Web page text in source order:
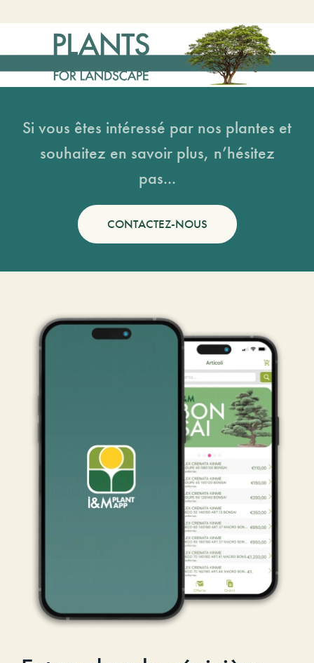
Si vous êtes intéressé par nos plantes et
souhaitez en savoir plus, n’hésitez
pas...
CONTACTEZ-NOUS